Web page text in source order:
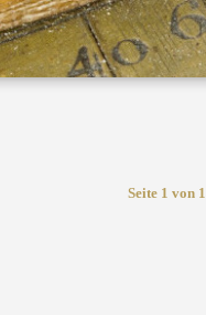
Seite 1 von 1